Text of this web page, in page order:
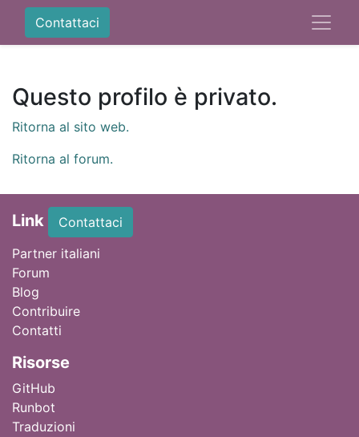
Contattaci
Questo profilo è privato.
Ritorna al sito web.
Ritorna al forum.
Link
Contattaci
Partner italiani
Forum
Blog
Contribuire
Contatti
Risorse
GitHub
Runbot
Traduzioni